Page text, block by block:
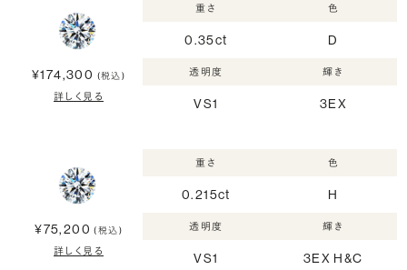
¥174,300 (税込)
詳しく見る
重さ
0.35ct
色
D
透明度
VS1
輝き
3EX
¥75,200 (税込)
詳しく見る
重さ
0.215ct
色
H
透明度
VS1
輝き
3EX H&C